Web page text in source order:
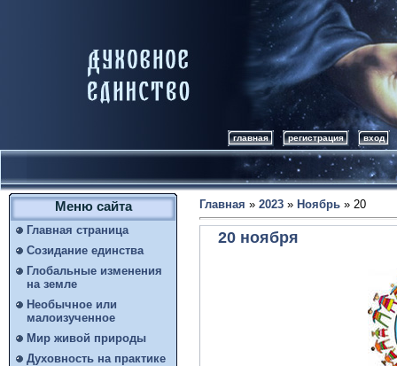
главная регистрация вход
Меню сайта
Главная страница
Созидание единства
Глобальные изменения
на земле
Необычное или
малоизученное
Мир живой природы
Духовность на практике
Главная » 2023 » Ноябрь » 20
20 ноября